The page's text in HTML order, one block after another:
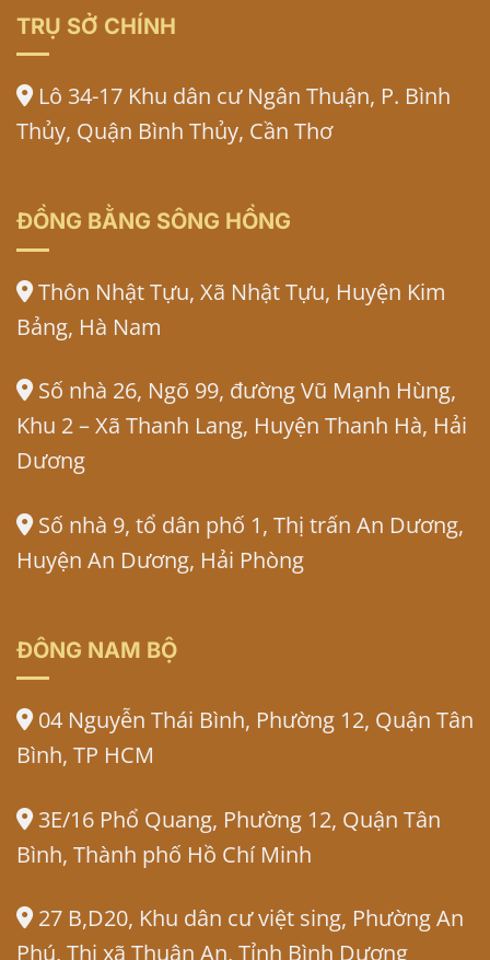
TRỤ SỞ CHÍNH
Lô 34-17 Khu dân cư Ngân Thuận, P. Bình
Thủy, Quận Bình Thủy, Cần Thơ
ĐỒNG BẰNG SÔNG HỒNG
Thôn Nhật Tựu, Xã Nhật Tựu, Huyện Kim
Bảng, Hà Nam
Số nhà 26, Ngõ 99, đường Vũ Mạnh Hùng,
Khu 2 – Xã Thanh Lang, Huyện Thanh Hà, Hải
Dương
Số nhà 9, tổ dân phố 1, Thị trấn An Dương,
Huyện An Dương, Hải Phòng
ĐÔNG NAM BỘ
04 Nguyễn Thái Bình, Phường 12, Quận Tân
Bình, TP HCM
3E/16 Phổ Quang, Phường 12, Quận Tân
Bình, Thành phố Hồ Chí Minh
27 B,D20, Khu dân cư việt sing, Phường An
Phú, Thị xã Thuận An, Tỉnh Bình Dương